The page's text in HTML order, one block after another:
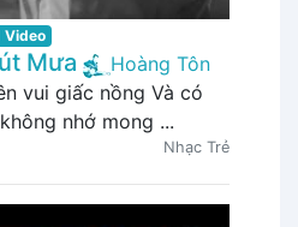
Video
Mưa
Hoàng Tôn
vui giấc nồng Và có
nhớ mong ...
Nhạc Trẻ